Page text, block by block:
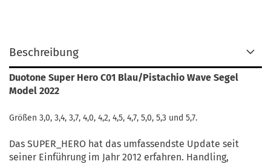
Beschreibung
Duotone Super Hero C01 Blau/Pistachio Wave Segel
Model 2022
Größen 3,0, 3,4, 3,7, 4,0, 4,2, 4,5, 4,7, 5,0, 5,3 und 5,7.
Das SUPER_HERO hat das umfassendste Update seit
seiner Einführung im Jahr 2012 erfahren. Handling,